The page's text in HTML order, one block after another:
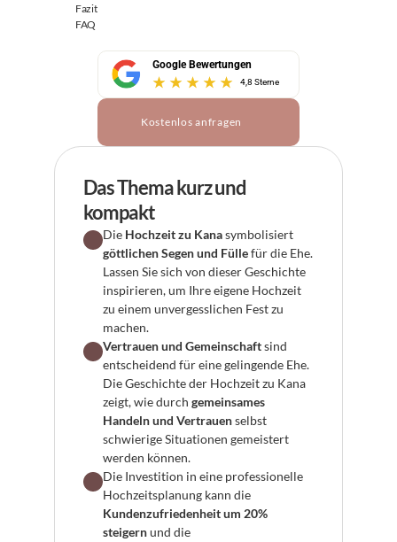
Fazit
FAQ
Google Bewertungen
4,8 Sterne
Kostenlos anfragen
Das Thema kurz und
kompakt
Die Hochzeit zu Kana
göttlichen Segen und Fülle für die Ehe.
Lassen Sie sich von dieser Geschichte
inspirieren, um Ihre eigene Hochzeit
zu einem unvergesslichen Fest zu
machen.
Vertrauen und Gemeinschaft sind
entscheidend für eine gelingende Ehe.
Die Geschichte der Hochzeit zu Kana
zeigt, wie durch gemeinsames
Handeln und Vertrauen selbst
schwierige Situationen gemeistert
werden können.
Die Investition in eine professionelle
Kundenzufriedenheit um 20%
steigern